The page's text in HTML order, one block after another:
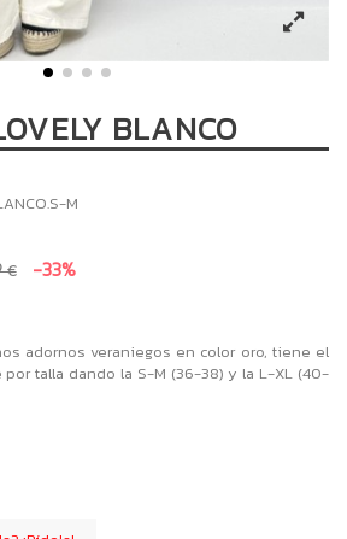
BLANCO
M
€ -33%
adornos veraniegos en color oro, tiene el
talla dando la S-M (36-38) y la L-XL (40-